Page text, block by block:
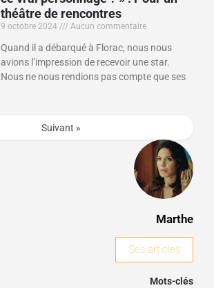
Marthe
Ses articles
Mots-clés
théâtre de rencontres
9 octobre 2024 Aucun commentaire
Quand il a débarqué à Florac, nous nous
avions l’impression de recevoir une star.
Nous ne nous rendions pas compte que ses
Suivant »